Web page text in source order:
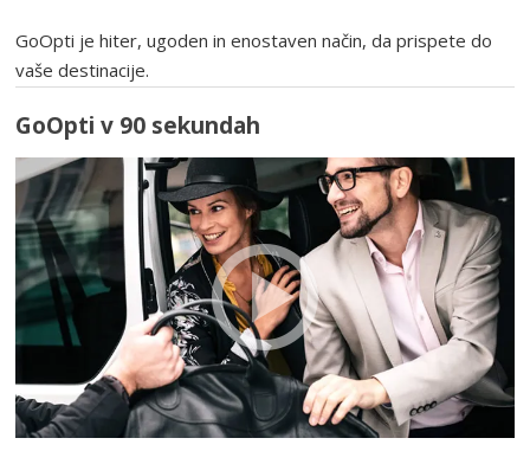
GoOpti je hiter, ugoden in enostaven način, da prispete do
vaše destinacije.
GoOpti v 90 sekundah